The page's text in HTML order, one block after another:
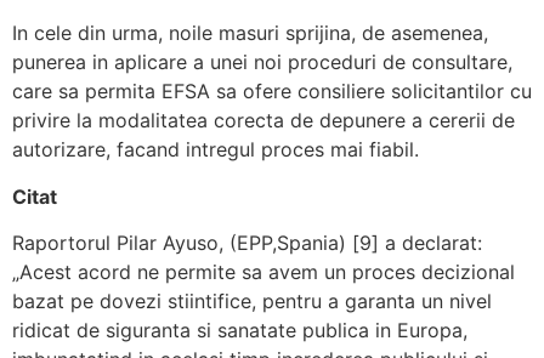
In cele din urma, noile masuri sprijina, de asemenea,
punerea in aplicare a unei noi proceduri de consultare,
care sa permita EFSA sa ofere consiliere solicitantilor cu
privire la modalitatea corecta de depunere a cererii de
autorizare, facand intregul proces mai fiabil.
Citat
Raportorul Pilar Ayuso, (EPP,Spania) [9] a declarat:
„Acest acord ne permite sa avem un proces decizional
bazat pe dovezi stiintifice, pentru a garanta un nivel
ridicat de siguranta si sanatate publica in Europa,